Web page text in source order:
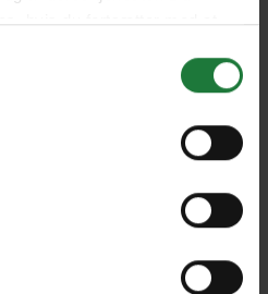
hvis du fortsætter med at